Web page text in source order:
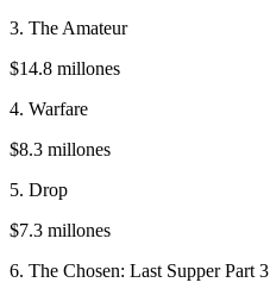
3. The Amateur
$14.8 millones
4. Warfare
$8.3 millones
5. Drop
$7.3 millones
6. The Chosen: Last Supper Part 3